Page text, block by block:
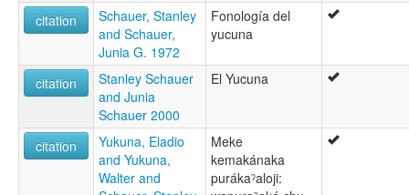
citation
Schauer, Stanley
and Schauer,
Junia G. 1972
Fonología del
yucuna
citation
Stanley Schauer
and Junia
Schauer 2000
El Yucuna
citation
Yukuna, Eladio
and Yukuna,
Walter and
Meke
kemakánaka
purákaˀaloji: